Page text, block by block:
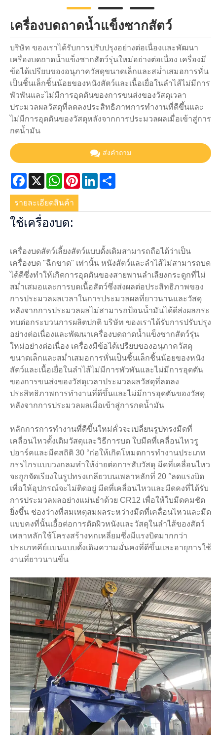
เครื่องบดถาดน้ำแข็งซากสัตว์
บริษัท ของเราได้รับการปรับปรุงอย่างต่อเนื่องและพัฒนา
เครื่องบดถาดน้ำแข็งซากสัตว์รุ่นใหม่อย่างต่อเนื่อง เครื่องมี
ข้อได้เปรียบของอนุภาควัสดุขนาดเล็กและสม่ำเสมอการหั่น
เป็นชิ้นเล็กชิ้นน้อยของหนังสัตว์และเนื้อเยื่อในลำไส้ไม่มีการ
พัวพันและไม่มีการอุดตันของการขนส่งของวัสดุเวลา
ประมวลผลวัสดุที่ลดลงประสิทธิภาพการทำงานที่ดีขึ้นและ
ไม่มีการอุดตันของวัสดุหลังจากการประมวลผลเมื่อเข้าสู่การ
กดน้ำมัน
ส่งคำถาม
Facebook
X WhatsApp
PinterestLinkedIn
รายละเอียดสินค้า
ใช้เครื่องบด:
เครื่องบดสัตว์เลี้ยงสัตว์แบบดั้งเดิมสามารถถือได้ว่าเป็น
เครื่องบด "ฉีกขาด" เท่านั้น หนังสัตว์และลำไส้ไม่สามารถบด
ได้ดีซึ่งทำให้เกิดการอุดตันของสายพานลำเลียงกระดูกที่ไม่
สม่ำเสมอและการบดเนื้อสัตว์ซึ่งส่งผลต่อประสิทธิภาพของ
การประมวลผลเวลาในการประมวลผลที่ยาวนานและวัสดุ
หลังจากการประมวลผลไม่สามารถป้อนน้ำมันได้ดีส่งผลกระ
ทบต่อกระบวนการผลิตปกติ บริษัท ของเราได้รับการปรับปรุง
อย่างต่อเนื่องและพัฒนาเครื่องบดถาดน้ำแข็งซากสัตว์รุ่น
ใหม่อย่างต่อเนื่อง เครื่องมีข้อได้เปรียบของอนุภาควัสดุ
ขนาดเล็กและสม่ำเสมอการหั่นเป็นชิ้นเล็กชิ้นน้อยของหนัง
สัตว์และเนื้อเยื่อในลำไส้ไม่มีการพัวพันและไม่มีการอุดตัน
ของการขนส่งของวัสดุเวลาประมวลผลวัสดุที่ลดลง
ประสิทธิภาพการทำงานที่ดีขึ้นและไม่มีการอุดตันของวัสดุ
หลังจากการประมวลผลเมื่อเข้าสู่การกดน้ำมัน
หลักการการทำงานที่ดีขึ้นใหม่คั่วจะเปลี่ยนรูปทรงมีดที่
เคลื่อนไหวดั้งเดิมวัสดุและวิธีการบด ใบมีดที่เคลื่อนไหวรู
ปอาร์คและมีดสถิติ 30 °ก่อให้เกิดโหมดการทำงานประเภท
กรรไกรแบบวงกลมทำให้ง่ายต่อการสับวัสดุ มีดที่เคลื่อนไหว
จะถูกจัดเรียงในรูปทรงเกลียวบนเพลาหลักที่ 20 °ลดแรงบิด
เพื่อให้อุปกรณ์จะไม่ติดอยู่ มีดที่เคลื่อนไหวและมีดคงที่ได้รับ
การประมวลผลอย่างแม่นยำด้วย CR12 เพื่อให้ใบมีดคมชัด
ยิ่งขึ้น ช่องว่างที่สมเหตุสมผลระหว่างมีดที่เคลื่อนไหวและมีด
แบบคงที่นั้นเอื้อต่อการตัดผิวหนังและวัสดุในลำไส้ของสัตว์
เพลาหลักใช้โครงสร้างหกเหลี่ยมซึ่งมีแรงบิดมากกว่า
ประเภทคีย์แบนแบบดั้งเดิมความมั่นคงที่ดีขึ้นและอายุการใช้
งานที่ยาวนานขึ้น